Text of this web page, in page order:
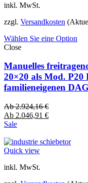
inkl. MwSt.
zzgl. Versandkosten
Wählen Sie eine Option
Close
Manuelles
20×20 als Mod.
familieneigenen
Ab2.924,16€
Ab 2.046,91 €
Sale
Quick view
inkl. MwSt.